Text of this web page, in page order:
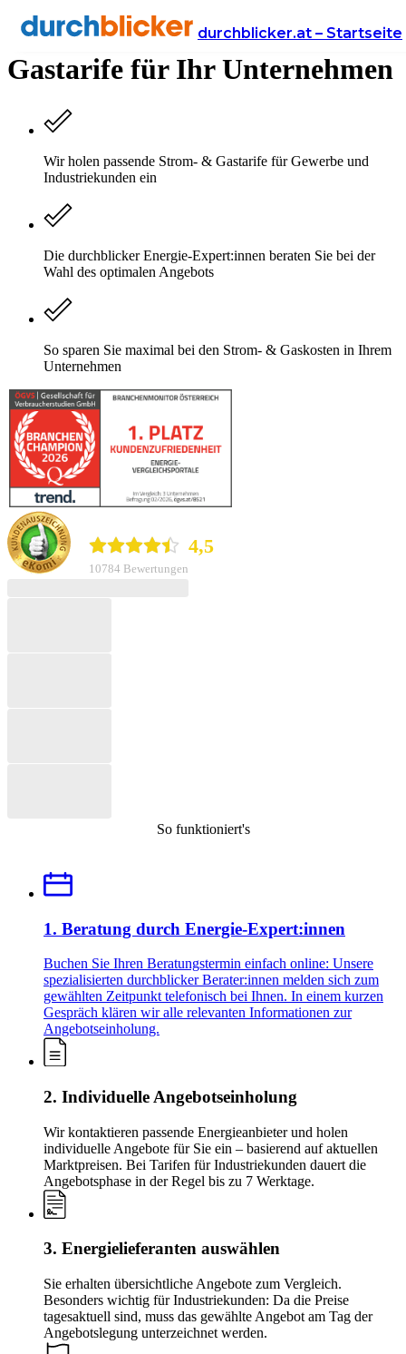
durchblicker.at – Startseite
Gewerbliche Strom- &
Gastarife für Ihr Unternehmen
Wir holen passende Strom- & Gastarife für Gewerbe und
Industriekunden ein
Die durchblicker Energie-Expert:innen beraten Sie bei der
Wahl des optimalen Angebots
So sparen Sie maximal bei den Strom- & Gaskosten in Ihrem
Unternehmen
4,5
10784 Bewertungen
So funktioniert's
1. Beratung durch Energie-Expert:innen
Buchen Sie Ihren Beratungstermin einfach online: Unsere
spezialisierten durchblicker Berater:innen melden sich zum
gewählten Zeitpunkt telefonisch bei Ihnen. In einem kurzen
Gespräch klären wir alle relevanten Informationen zur
Angebotseinholung.
2. Individuelle Angebotseinholung
Wir kontaktieren passende Energieanbieter und holen
individuelle Angebote für Sie ein – basierend auf aktuellen
Marktpreisen. Bei Tarifen für Industriekunden dauert die
Angebotsphase in der Regel bis zu 7 Werktage.
3. Energielieferanten auswählen
Sie erhalten übersichtliche Angebote zum Vergleich.
Besonders wichtig für Industriekunden: Da die Preise
tagesaktuell sind, muss das gewählte Angebot am Tag der
Angebotslegung unterzeichnet werden.